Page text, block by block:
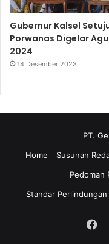
Gubernur Kalsel
Porwanas Digelar
2024
14 Desember 2023
PT.
Home
Susunan
Pedoman
Standar